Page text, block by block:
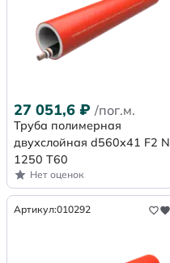
27 051,6 ₽ /пог.м.
Труба полимерная
двухслойная d560x41 F2 N
1250 Т60
Нет оценок
Артикул:010292